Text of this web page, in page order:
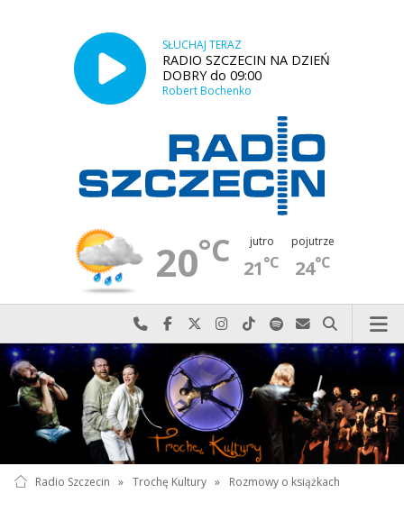
SŁUCHAJ TERAZ
RADIO SZCZECIN NA DZIEŃ
DOBRY do 09:00
Robert Bochenko
20°C jutro
21°C
pojutrze
24°C
Najlepiej po prostu do nas zadzwoń
Odwiedź nas na Facebook-u
Odwiedź nas na X
Odwiedź nas na Instagram-ie
Odwiedź nas na TikTok-u
Szukaj nas na Spotify
Wyślij do nas
Szukaj
Radio Szczecin » Trochę Kultury » Rozmowy o książkach